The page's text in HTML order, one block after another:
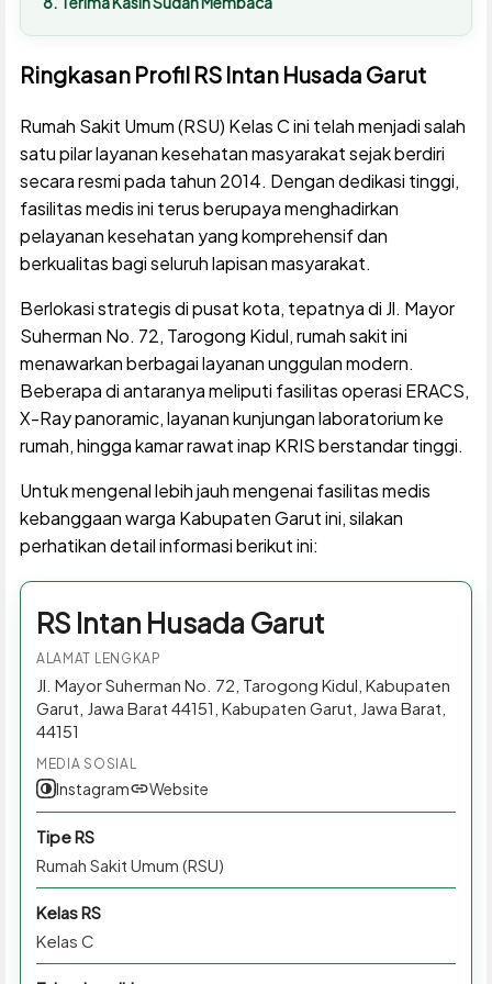
Ringkasan Profil RS Intan Husada Garut
Rumah Sakit Umum (RSU) Kelas C ini telah menjadi salah
satu pilar layanan kesehatan masyarakat sejak berdiri
secara resmi pada tahun 2014. Dengan dedikasi tinggi,
fasilitas medis ini terus berupaya menghadirkan
pelayanan kesehatan yang komprehensif dan
berkualitas bagi seluruh lapisan masyarakat.
Berlokasi strategis di pusat kota, tepatnya di Jl. Mayor
Suherman No. 72, Tarogong Kidul, rumah sakit ini
menawarkan berbagai layanan unggulan modern.
Beberapa di antaranya meliputi fasilitas operasi ERACS,
X-Ray panoramic, layanan kunjungan laboratorium ke
rumah, hingga kamar rawat inap KRIS berstandar tinggi.
Untuk mengenal lebih jauh mengenai fasilitas medis
kebanggaan warga Kabupaten Garut ini, silakan
perhatikan detail informasi berikut ini:
RS Intan Husada Garut
ALAMAT LENGKAP
Jl. Mayor Suherman No. 72, Tarogong Kidul, Kabupaten
Garut, Jawa Barat 44151, Kabupaten Garut, Jawa Barat,
44151
MEDIA SOSIAL
Instagram Website
Tipe RS
Rumah Sakit Umum (RSU)
Kelas RS
Kelas C